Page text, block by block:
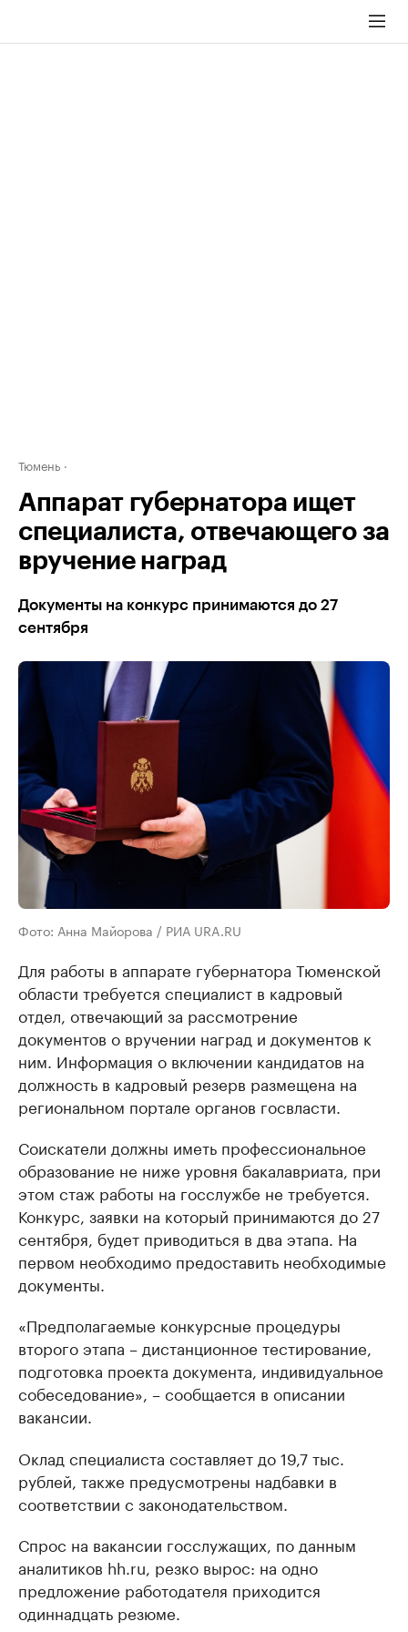
Тюмень
Аппарат губернатора ищет
специалиста, отвечающего за
вручение наград
Документы на конкурс принимаются до 27
сентября
Фото: Анна Майорова / РИА URA.RU
Для работы в аппарате губернатора Тюменской
области требуется специалист в кадровый
отдел, отвечающий за рассмотрение
документов о вручении наград и документов к
ним. Информация о включении кандидатов на
должность в кадровый резерв размещена на
региональном портале органов госвласти.
Соискатели должны иметь профессиональное
образование не ниже уровня бакалавриата, при
этом стаж работы на госслужбе не требуется.
Конкурс, заявки на который принимаются до 27
сентября, будет приводиться в два этапа. На
первом необходимо предоставить необходимые
документы.
«Предполагаемые конкурсные процедуры
второго этапа – дистанционное тестирование,
подготовка проекта документа, индивидуальное
собеседование», – сообщается в описании
вакансии.
Оклад специалиста составляет до 19,7 тыс.
рублей, также предусмотрены надбавки в
соответствии с законодательством.
Спрос на вакансии госслужащих, по данным
аналитиков hh.ru, резко вырос: на одно
предложение работодателя приходится
одиннадцать резюме.